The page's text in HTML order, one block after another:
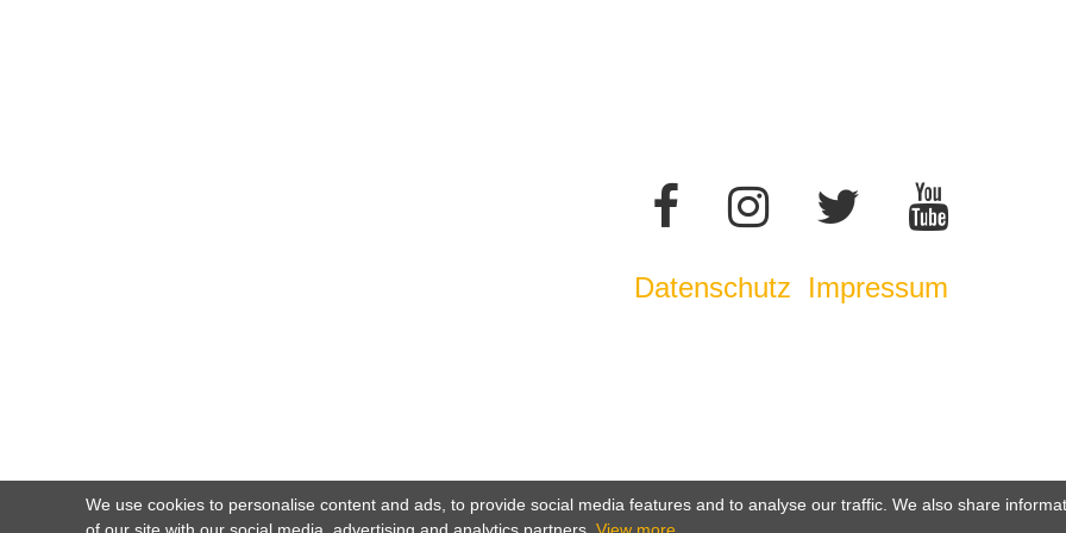
Datenschutz Impressum
We use cookies to personalise content and ads, to provide social media features and to analyse our traffic. We also share